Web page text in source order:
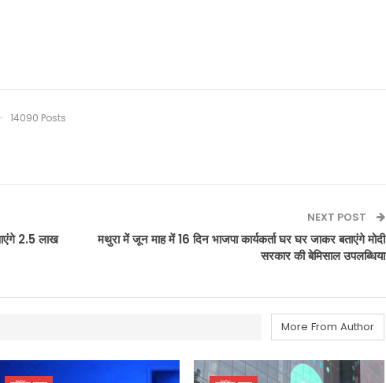
14090 Posts
2.5 लाख
NEXT POST
मथुरा में जून माह में 16 दिन भाजपा कार्यकर्ता घर घर जाकर बताएंगे मोदी
सरकार की बेमिसाल उपलब्धिया
More From Author